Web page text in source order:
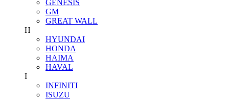
GENESIS
GM
GREAT WALL
H
HYUNDAI
HONDA
HAIMA
HAVAL
I
INFINITI
ISUZU